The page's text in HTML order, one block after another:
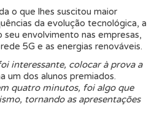
o que lhes suscitou maior
da evolução tecnológica, a
envolvimento nas empresas,
5G e as energias renováveis.
interessante, colocar à prova a
um dos alunos premiados.
quatro minutos, foi algo que
tornando as apresentações